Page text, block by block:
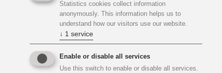
Kollektor
EG - Kinderbetreuung und Radiologie
OG1 - Dialyse, Onkologie
Statistics cookies collect information
anonymously. This information helps us to
understand how our visitors use our website.
↓ 1 service
Enable or disable all services
Use this switch to enable or disable all services.